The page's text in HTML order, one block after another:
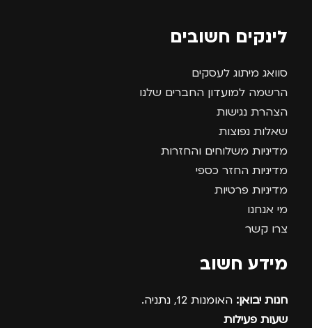
לינקים חשובים
סוואג מיתוג לעסקים
הרשמה למועדון החברים שלנו
הצהרת נגישות
שאלות נפוצות
מדיניות משלוחים והחזרות
מדיניות החזר כספי
מדיניות פרטיות
מי אנחנו
צרו קשר
מידע חשוב
חנות יבואן: האומנות 12, נתניה.
שעות פעילות